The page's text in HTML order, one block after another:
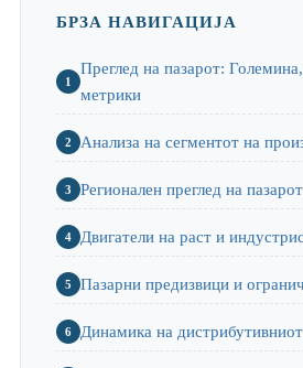
БРЗА НАВИГАЦИЈА
1
Преглед на пазарот:
метрики
2 Анализа на сегментот на
3 Регионален преглед на пазарот
4 Двигатели на раст и
5 Пазарни предизвици и
6 Динамика на